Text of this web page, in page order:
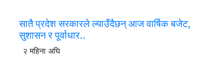
सातै प्रदेश सरकारले ल्याउँदैछन् आज वार्षिक बजेट,
सुशासन र पूर्वाधार..
२ महिना अघि